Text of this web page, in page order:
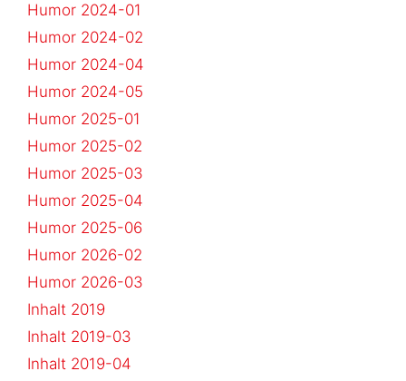
Humor 2024-01
Humor 2024-02
Humor 2024-04
Humor 2024-05
Humor 2025-01
Humor 2025-02
Humor 2025-03
Humor 2025-04
Humor 2025-06
Humor 2026-02
Humor 2026-03
Inhalt 2019
Inhalt 2019-03
Inhalt 2019-04